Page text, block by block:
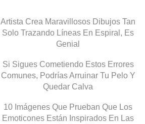
Artista Crea Maravillosos Dibujos Tan
Solo Trazando Líneas En Espiral, Es
Genial
Si Sigues Cometiendo Estos Errores
Comunes, Podrías Arruinar Tu Pelo Y
Quedar Calva
10 Imágenes Que Prueban Que Los
Emoticones Están Inspirados En Las